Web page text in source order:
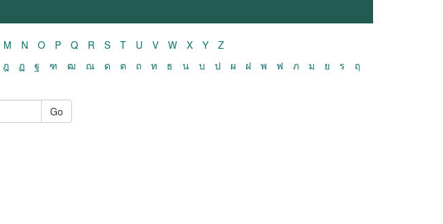
M N O P Q R S T U V W X Y
Z
ฎ ฏ ฐ ฑ ฒ ณ ด ต ถ ท ธ น บ ป ผ ฝ พ ฟ ภ ม ย ร
ฤ
Go